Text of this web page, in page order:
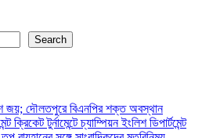
Search
জয়; দৌলতপুরে বিএনপির শক্ত অবস্থান
ক্রিকেট টুর্নামেন্টে চ্যাম্পিয়ন ইংলিশ ডিপার্টমেন্ট